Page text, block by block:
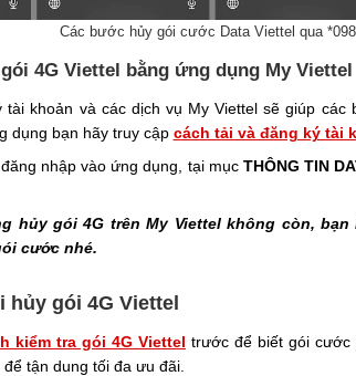
Các bước hủy gói cước Data Viettel qua
4G Viettel bằng ứng dụng My Viettel
khoản và các dịch vụ My Viettel sẽ giúp các
dụng bạn hãy truy cập cách tải và đăng ký tài
nhập vào ứng dụng, tại mục THÔNG TIN
hủy gói 4G trên My Viettel không còn,
cước nhé.
hủy gói 4G Viettel
kiểm tra gói 4G Viettel trước để biết gói
tận dung tối đa ưu đãi.